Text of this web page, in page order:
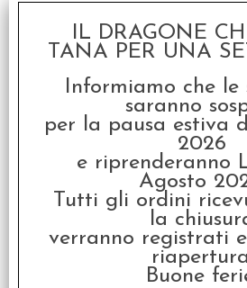
Taco Gatto
Cacio Pizza -
Waterproof
€ 14,99
€12,00
IL DRAGONE
TANA PER UNA
Informiamo che le
saranno
per la pausa estiva
2026
e riprenderanno
Agosto
Tutti gli ordini
la
verranno registrati
Buone